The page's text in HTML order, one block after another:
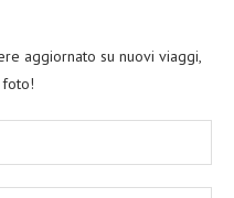
aggiornato su nuovi viaggi,